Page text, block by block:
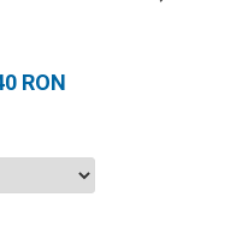
RON